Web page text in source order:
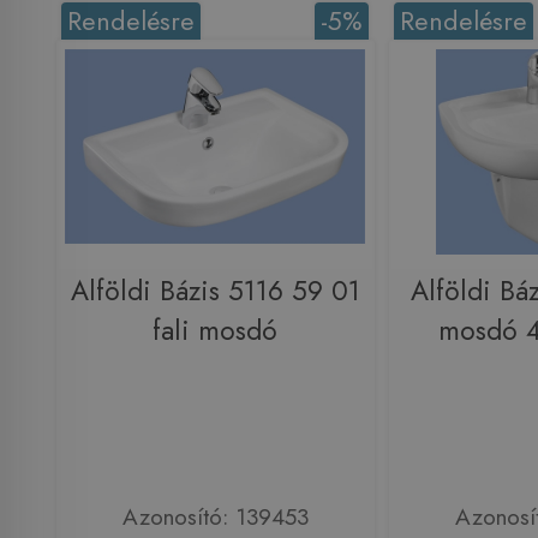
-5%
Rendelésre
Alföldi Bázis 5116 59 01
fali mosdó
Azonosító: 139453
Rendelésre
Alföldi
mosdó